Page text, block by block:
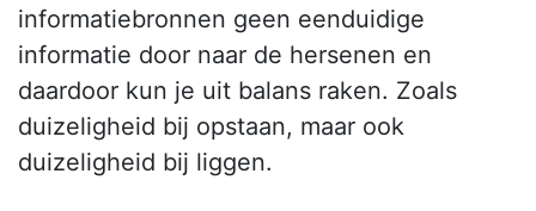
informatiebronnen geen eenduidige
informatie door naar de hersenen en
daardoor kun je uit balans raken. Zoals
duizeligheid bij opstaan, maar ook
duizeligheid bij liggen.